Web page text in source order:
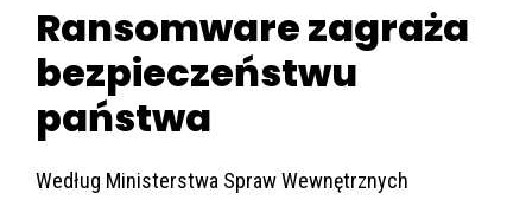
Ransomware zagraża
bezpieczeństwu
państwa
Według Ministerstwa Spraw Wewnętrznych